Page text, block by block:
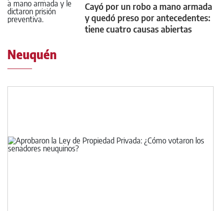
Cayó por un robo a mano armada
y quedó preso por antecedentes:
tiene cuatro causas abiertas
Neuquén